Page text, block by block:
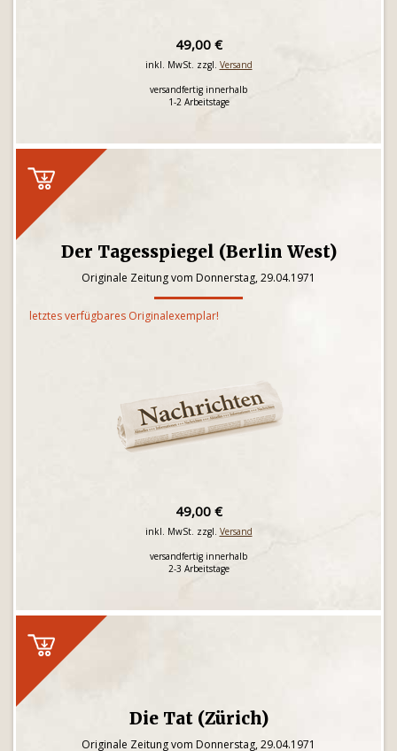
49,00 €
inkl. MwSt. zzgl. Versand
versandfertig innerhalb
1-2 Arbeitstage
Der Tagesspiegel (Berlin West)
Originale Zeitung vom Donnerstag, 29.04.1971
letztes verfügbares Originalexemplar!
49,00 €
inkl. MwSt. zzgl. Versand
versandfertig innerhalb
2-3 Arbeitstage
Die Tat (Zürich)
Originale Zeitung vom Donnerstag, 29.04.1971